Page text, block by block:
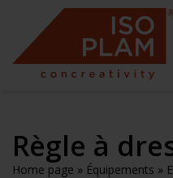
Règle à
Home page » Équipements »